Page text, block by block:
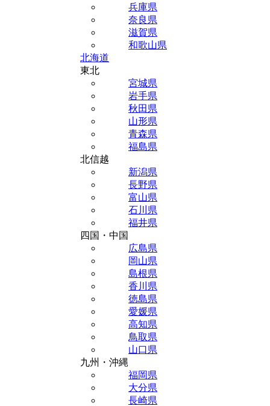
兵庫県
奈良県
滋賀県
和歌山県
北海道
東北
宮城県
岩手県
秋田県
山形県
青森県
福島県
北信越
新潟県
長野県
富山県
石川県
福井県
四国・中国
広島県
岡山県
島根県
香川県
徳島県
愛媛県
高知県
鳥取県
山口県
九州・沖縄
福岡県
大分県
長崎県